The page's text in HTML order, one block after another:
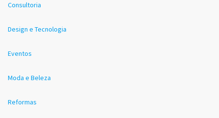
Consultoria
Design e Tecnologia
Eventos
Moda e Beleza
Reformas